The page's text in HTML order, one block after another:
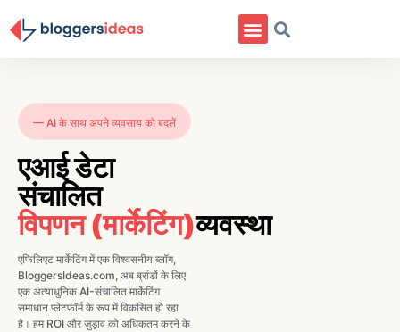
— AI के साथ अपने व्यवसाय को बदलें
एआई डेटा
संचालित
विपणन (मार्केटिंग)व्यवस्था
एफिलिएट मार्केटिंग में एक विश्वसनीय ब्लॉग,
BloggersIdeas.com, अब ब्रांडों के लिए
एक अत्याधुनिक AI-संचालित मार्केटिंग
समाधान प्लेटफ़ॉर्म के रूप में विकसित हो रहा
है। हम ROI और जुड़ाव को अधिकतम करने के